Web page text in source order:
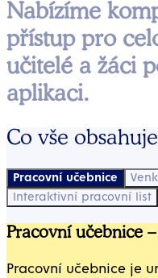
Nabízíme
přístup pro
učitelé a žáci
aplikaci.
Co vše
Pracovní učebnice
Interaktivní pracovní list
Pracovní učebnice
Pracovní učebnice je